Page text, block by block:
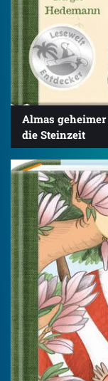
Almas
die Steinzeit